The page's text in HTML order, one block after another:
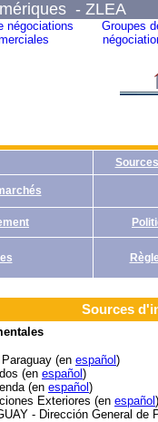
- ZLEA
négociations
Groupes
Sources
(en español )
(en español )
(en español )
Exteriores (en español )
- Dirección General